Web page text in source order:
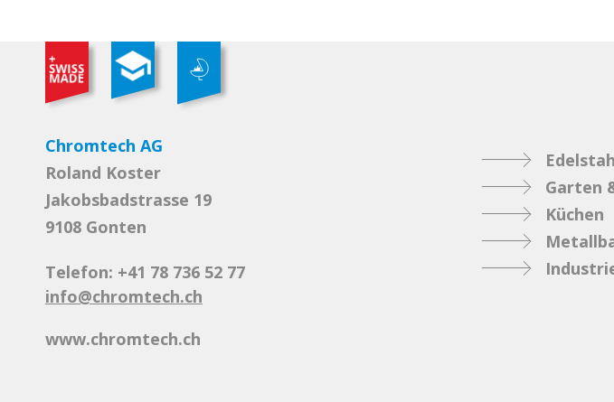
Chromtech AG
Roland Koster
Jakobsbadstrasse 19
9108 Gonten
Telefon: +41 78 736 52 77
info@chromtech.ch
www.chromtech.ch
Garten
Küchen